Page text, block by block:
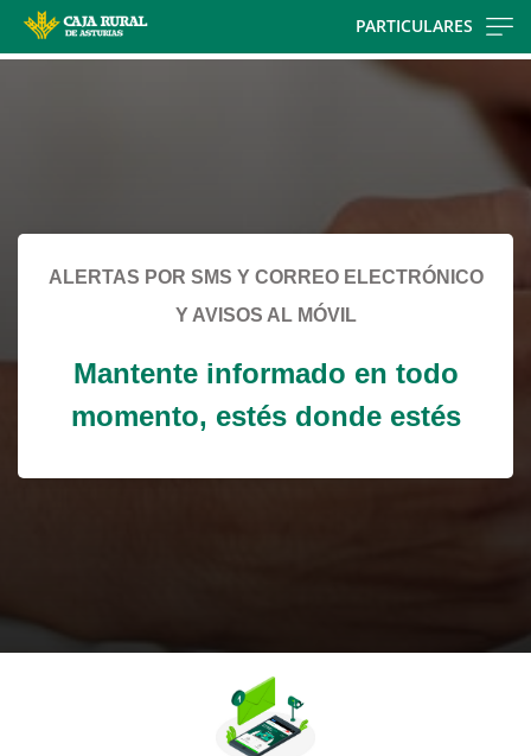
PARTICULARES
ALERTAS POR SMS Y CORREO ELECTRÓNICO
Y AVISOS AL MÓVIL
Mantente informado en todo
momento, estés donde estés